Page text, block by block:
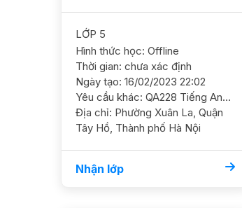
LỚP 5
Hình thức học: Offline
Thời gian: chưa xác định
Ngày tạo: 16/02/2023 22:02
Yêu cầu khác: QA228 Tiếng Anh 5/ HL TB Cần học chắc cơ bản, ôn luyện lại ngữ pháp cơ bản 2 HS cần học lại chương trình lớp 5, bạn lớp 7 cũng học lại lớp 5 ĐC ngõ 77 Xuân La, Tây Hồ GS nữ ok Học phí 150 - 170k/2h
Địa chỉ: Phường Xuân La, Quận
Tây Hồ, Thành phố Hà Nội
Nhận lớp